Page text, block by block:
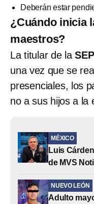
Deberán estar
¿Cuándo inicia
maestros?
La titular de la SEP
una vez que se
presenciales, los
no a sus hijos a la
MÉXICO
Luis
de MVS
NUEVO LEÓN
Adulto